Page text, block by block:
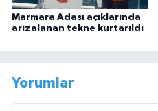
Marmara Adası açıklarında
arızalanan tekne kurtarıldı
Yorumlar